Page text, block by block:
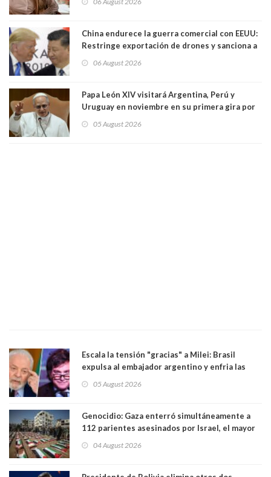
China endurece la guerra comercial con EEUU:
Restringe exportación de drones y sanciona a
06 August 2026
Papa León XIV visitará Argentina, Perú y
Uruguay en noviembre en su primera gira por
05 August 2026
Escala la tensión "gracias" a Milei: Brasil
expulsa al embajador argentino y enfria las
trasandino
05 August 2026
Genocidio: Gaza enterró simultáneamente a
112 parientes asesinados por Israel, el mayor
muertos figuran 44 niños y nueve ancianos
04 August 2026